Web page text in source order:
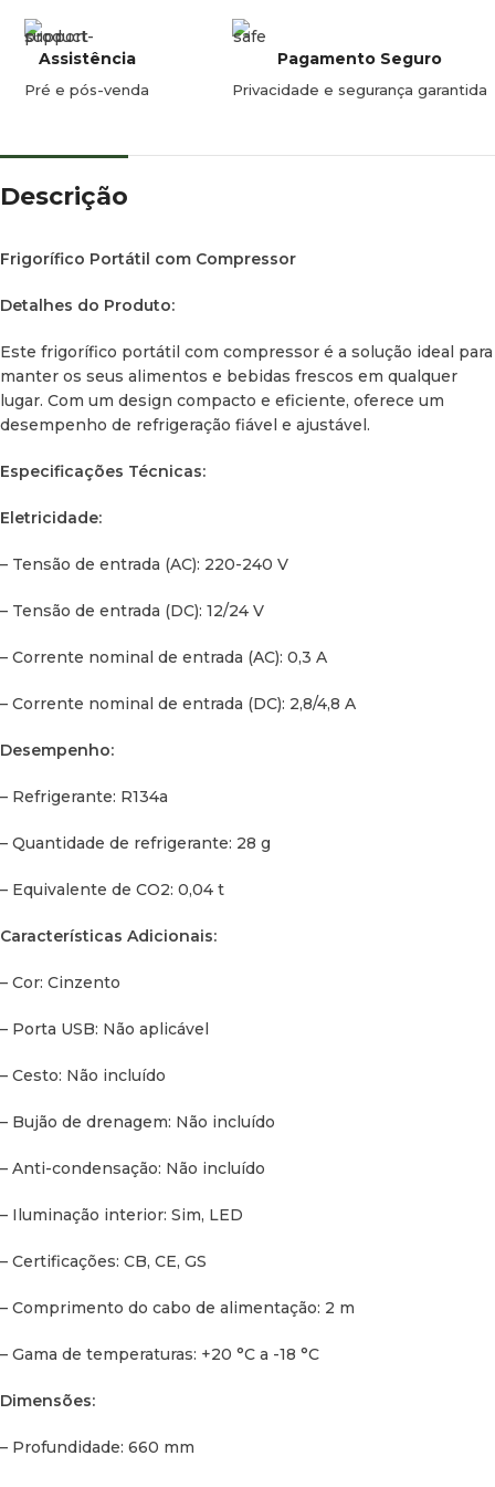
– Equivalente de CO2: 0,04 t
Características Adicionais:
– Cor: Cinzento
– Porta USB: Não aplicável
– Iluminação interior: Sim, LED
– Certificações: CB, CE, GS
– Comprimento do cabo de alimentação: 2 m
– Gama de temperaturas: +20 °C a -18 °C
Dimensões:
– Profundidade: 660 mm
– Altura: 430 mm
– Largura: 283 mm
– Peso: 10,50 kg
– Capacidade: 21 L
Assistência
Pré e pós-venda
Pagamento Seguro
Privacidade e segurança garantida
Descrição
Frigorífico Portátil com Compressor
Detalhes do Produto:
Este frigorífico portátil com compressor é a solução ideal para
manter os seus alimentos e bebidas frescos em qualquer
lugar. Com um design compacto e eficiente, oferece um
desempenho de refrigeração fiável e ajustável.
Especificações Técnicas:
Eletricidade:
– Tensão de entrada (AC): 220-240 V
– Tensão de entrada (DC): 12/24 V
– Corrente nominal de entrada (AC): 0,3 A
– Corrente nominal de entrada (DC): 2,8/4,8 A
Desempenho:
– Refrigerante: R134a
– Quantidade de refrigerante: 28 g
– Equivalente de CO2: 0,04 t
Características Adicionais:
– Cor: Cinzento
– Porta USB: Não aplicável
– Cesto: Não incluído
– Bujão de drenagem: Não incluído
– Anti-condensação: Não incluído
– Iluminação interior: Sim, LED
– Certificações: CB, CE, GS
– Comprimento do cabo de alimentação: 2 m
– Gama de temperaturas: +20 °C a -18 °C
Dimensões:
– Profundidade: 660 mm